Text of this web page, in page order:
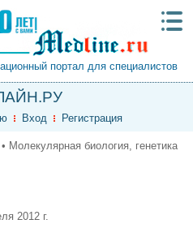
портал для специалистов
Вход Регистрация
биология, генетика
2012 г.